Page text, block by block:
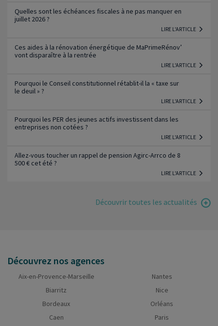
Quelles sont les échéances fiscales à ne pas manquer en
juillet 2026 ?
LIRE L'ARTICLE
Ces aides à la rénovation énergétique de MaPrimeRénov’
vont disparaître à la rentrée
LIRE L'ARTICLE
Pourquoi le Conseil constitutionnel rétablit-il la « taxe sur
le deuil » ?
LIRE L'ARTICLE
Pourquoi les PER des jeunes actifs investissent dans les
entreprises non cotées ?
LIRE L'ARTICLE
Allez-vous toucher un rappel de pension Agirc-Arrco de 8
500 € cet été ?
LIRE L'ARTICLE
Découvrir toutes les actualités
Découvrez nos agences
Aix-en-Provence-Marseille
Biarritz
Bordeaux
Caen
Nantes
Nice
Orléans
Paris